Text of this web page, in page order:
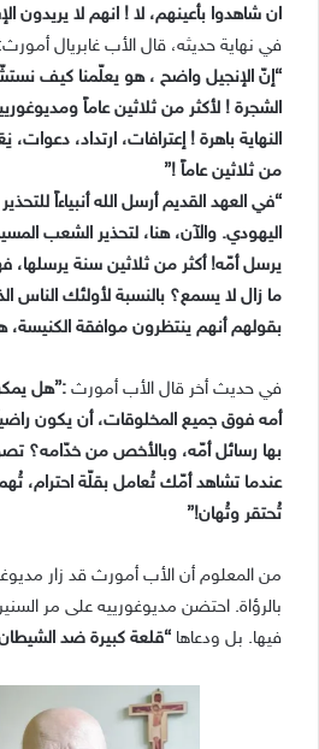
ان شاهدوا بأعينهم، لا ! انهم لا يريدون
في نهاية حديثه، قال الأب غابريال أمورث:
“إنّ الإنجيل واضح ، هو يعلّمنا كيف
الشجرة ! لأكثر من ثلاثين عاماً
النهاية باهرة ! إعترافات، ارتداد، دعوات،
من ثلاثين عاماً !”
“في العهد القديم أرسل الله أنبياءاً
اليهودي. والآن، هنا، لتحذير الشعب
يرسل أمّه! أكثر من ثلاثين سنة
ما زال لا يسمع؟ بالنسبة لأولئك الناس
بقولهم أنهم ينتظرون موافقة
في حديث أخر قال الأب أمورث :”هل
أمه فوق جميع المخلوقات، أن يكون
بها رسائل أمّه، وبالأخص من خدّامه؟
عندما تشاهد أمّك تُعامل بقلّة احترام،
تُحتقر وتُهان!”
من المعلوم أن الأب أمورث قد زار
بالرؤاة. احتضن مديوغورييه على مر
فيها. بل ودعاها “قلعة كبيرة ضد